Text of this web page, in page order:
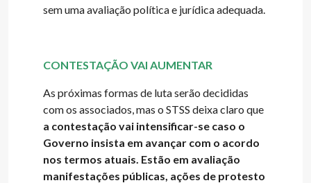
sem uma avaliação política e jurídica adequada.
CONTESTAÇÃO VAI AUMENTAR
As próximas formas de luta serão decididas
com os associados, mas o STSS deixa claro que
a contestação vai intensificar-se caso o
Governo insista em avançar com o acordo
nos termos atuais. Estão em avaliação
manifestações públicas, ações de protesto